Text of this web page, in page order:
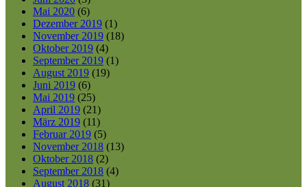
Mai 2020 (6)
Dezember 2019 (1)
November 2019 (18)
Oktober 2019 (4)
September 2019 (1)
August 2019 (19)
Juni 2019 (6)
Mai 2019 (25)
April 2019 (21)
März 2019 (11)
Februar 2019 (5)
November 2018 (13)
Oktober 2018 (2)
September 2018 (4)
August 2018 (31)